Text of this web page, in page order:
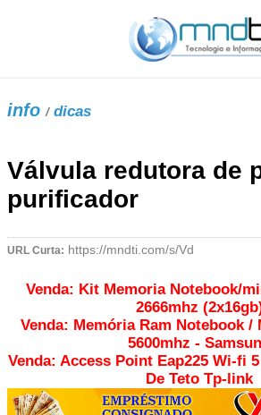
info / dicas
Válvula redutora de
purificador
URL Curta:
Venda: Kit Memoria Notebook/
2666mhz
Venda: Memória Ram Notebook /
5600mhz -
Venda: Access Point Eap225 Wi-fi
De Teto Tp-link